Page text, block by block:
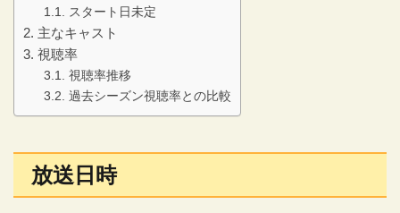
スタート日未定
主なキャスト
視聴率
視聴率推移
過去シーズン視聴率との比較
放送日時